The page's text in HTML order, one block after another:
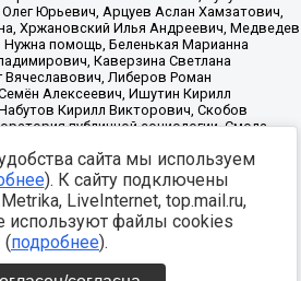
uploaded/files/reestr-
03-2024.pdfданные на22.03.2024
сайта мы используем
). К сайту подключены
LiveInternet, top.mail.ru,
используют файлы cookies
(подробнее).